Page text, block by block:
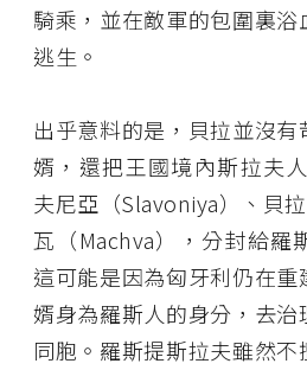
騎乘，並在敵軍的包圍裏
逃生。
出乎意料的是，貝拉並沒
婿，還把王國境內斯拉夫人
夫尼亞（Slavoniya）、貝
瓦（Machva），分封給羅
這可能是因為匈牙利仍在
婿身為羅斯人的身分，去
同胞。羅斯提斯拉夫雖然